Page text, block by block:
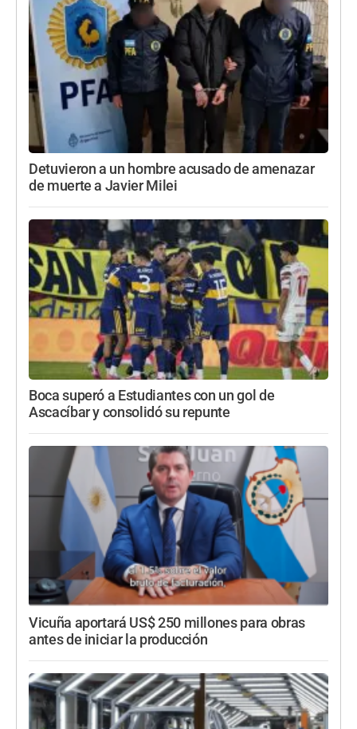
Detuvieron a un hombre acusado de amenazar
de muerte a Javier Milei
Boca superó a Estudiantes con un gol de
Ascacíbar y consolidó su repunte
Vicuña aportará US$ 250 millones para obras
antes de iniciar la producción